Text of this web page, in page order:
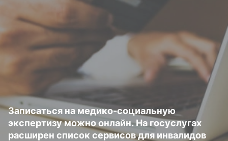
Записаться на медико-социальную
экспертизу можно онлайн. На госуслугах
расширен список сервисов для инвалидов